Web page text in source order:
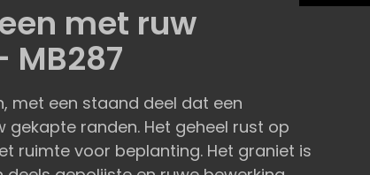
met ruw
met een staand deel dat een
randen. Het geheel rust op
ruimte voor beplanting. Het graniet is